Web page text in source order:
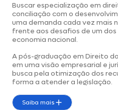
Buscar especialização em
conciliação com o
uma demanda cada vez mais
frente aos desafios de um
economia nacional.
A pós-graduação em Direito
em uma visão empresarial e
busca pela otimização dos
forma a atender a legislação.
Saiba mais